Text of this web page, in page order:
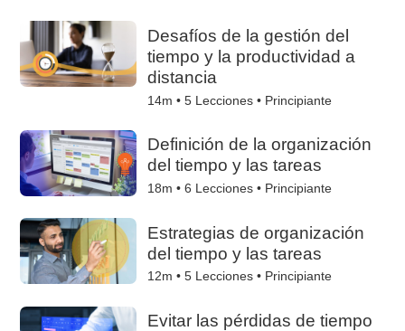
Desafíos de la gestión del
tiempo y la productividad a
distancia
14m •5 Lecciones • Principiante
Definición de la organización
del tiempo y las tareas
18m •6 Lecciones • Principiante
Estrategias de organización
del tiempo y las tareas
12m •5 Lecciones • Principiante
Evitar las pérdidas de tiempo